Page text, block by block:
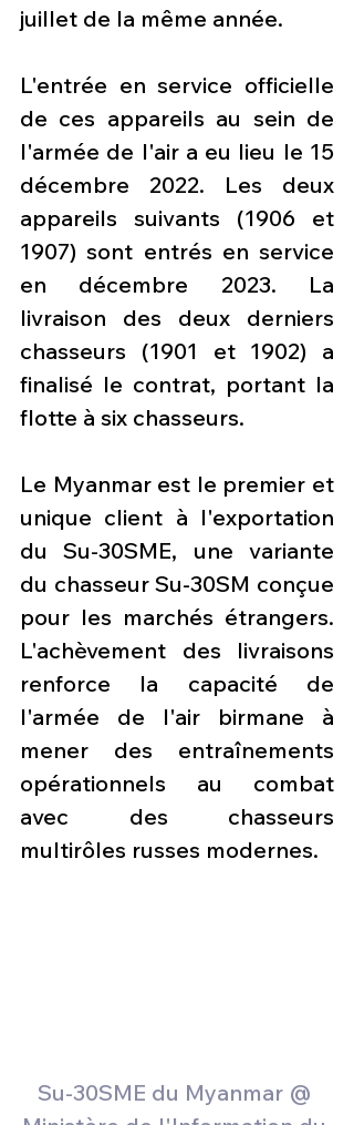
juillet de la même année.
L'entrée en service officielle
de ces appareils au sein de
l'armée de l'air a eu lieu le 15
décembre 2022. Les deux
appareils suivants (1906 et
1907) sont entrés en service
en décembre 2023. La
livraison des deux derniers
chasseurs (1901 et 1902) a
finalisé le contrat, portant la
flotte à six chasseurs.
Le Myanmar est le premier et
unique client à l'exportation
du Su-30SME, une variante
du chasseur Su-30SM conçue
pour les marchés étrangers.
L'achèvement des livraisons
renforce la capacité de
l'armée de l'air birmane à
mener des entraînements
opérationnels au combat
avec des chasseurs
multirôles russes modernes.
Su-30SME du Myanmar @